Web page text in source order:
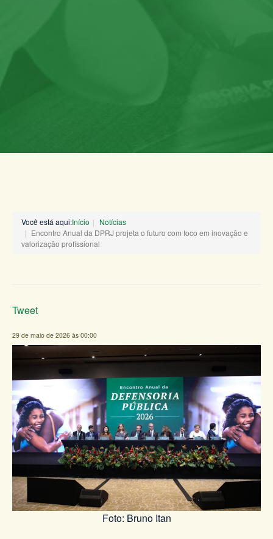
Você está aqui:Início
Notícias
Encontro Anual da DPRJ projeta o futuro com foco em inovação e
valorização profissional
Tweet
29 de maio de 2026 às 00:00
Foto: Bruno Itan